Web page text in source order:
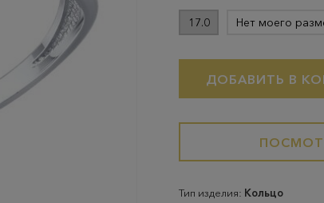
17.0 Нет моего
ДОБАВИТЬ В
Тип изделия: Кольцо